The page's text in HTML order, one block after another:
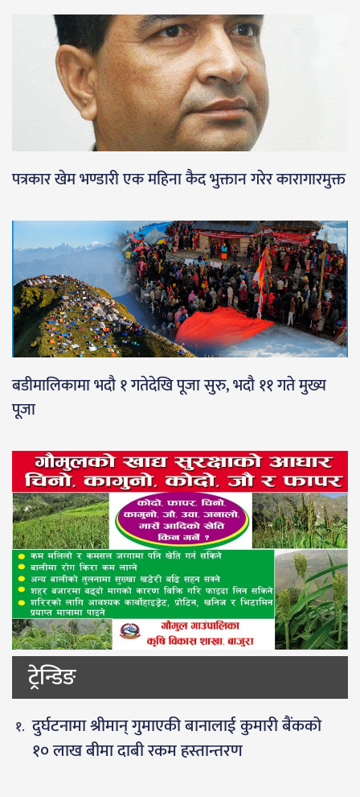
पत्रकार खेम भण्डारी एक महिना कैद भुक्तान गरेर कारागारमुक्त
बडीमालिकामा भदौ १ गतेदेखि पूजा सुरु, भदौ ११ गते मुख्य
पूजा
ट्रेन्डिङ
दुर्घटनामा श्रीमान् गुमाएकी बानालाई कुमारी बैंकको
१० लाख बीमा दाबी रकम हस्तान्तरण